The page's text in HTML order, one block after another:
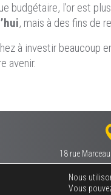
budgétaire, l’or est
, mais à des fins de
à investir beaucoup
avenir.
18 rue
Nous
Vous